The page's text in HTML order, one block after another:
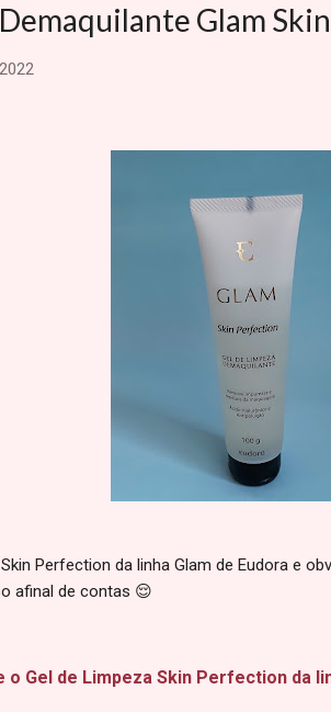
Glam
Perfection da linha Glam de Eudora e
afinal de contas 😌
o Gel de Limpeza Skin Perfection da